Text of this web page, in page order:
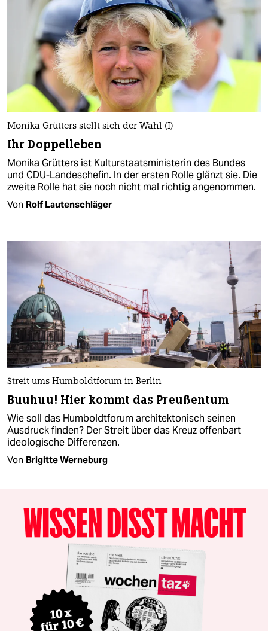
Monika Grütters stellt sich der Wahl (I)
Ihr Doppelleben
Monika Grütters ist Kulturstaatsministerin des Bundes
und CDU-Landeschefin. In der ersten Rolle glänzt sie. Die
zweite Rolle hat sie noch nicht mal richtig angenommen.
Von Rolf Lautenschläger
Streit ums Humboldtforum in Berlin
Buuhuu! Hier kommt das Preußentum
Wie soll das Humboldtforum architektonisch seinen
Ausdruck finden? Der Streit über das Kreuz offenbart
ideologische Differenzen.
Von Brigitte Werneburg